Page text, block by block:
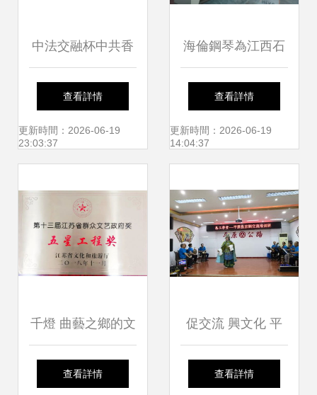
中法交融杯中共香
匯源攜手梅多克品
鑒活動深化葡萄酒
查看詳情
更新時間：2026-06-19
23:03:37
海倫鋼琴為江西石
城“國家全域旅游示
范區”注入新動能
查看詳情
更新時間：2026-06-19
14:04:37
千燈 曲藝之鄉的文
藝之光與惠民情懷
查看詳情
促交流 興文化 平
原公路局承辦縣總
查看詳情